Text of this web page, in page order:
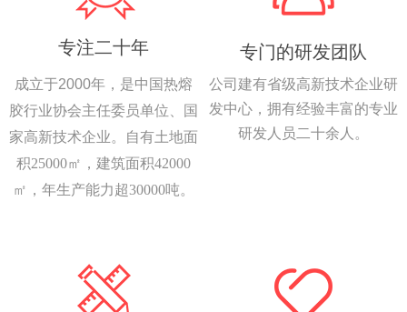
专注二十年
成立于2000年，是中国热熔
胶行业协会主任委员单位、国
家高新技术企业。自有土地面
积25000㎡，建筑面积42000
㎡，年生产能力超30000吨。
专门的研发团队
公司建有省级高新技术企业研
发中心，拥有经验丰富的专业
研发人员二十余人。